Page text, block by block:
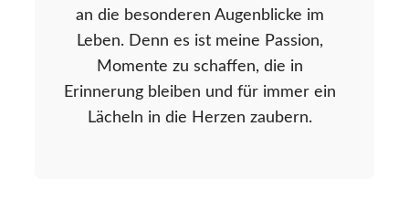
an die besonderen Augenblicke im
Leben. Denn es ist meine Passion,
Momente zu schaffen, die in
Erinnerung bleiben und für immer ein
Lächeln in die Herzen zaubern.